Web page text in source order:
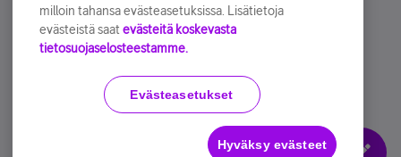
Käyttöehdot Accessibility statement
Evästeasetukset
milloin tahansa evästeasetuksissa. Lisätietoja
evästeistä saat evästeitä koskevasta
tietosuojaselosteestamme.
Evästeasetukset
Hyväksy evästeet